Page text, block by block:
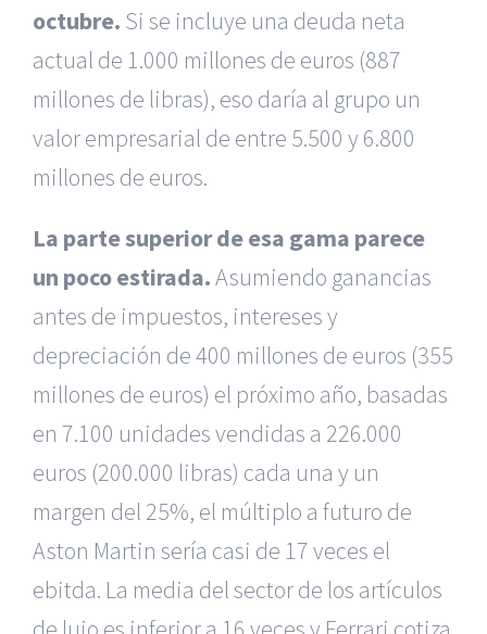
octubre. Si se incluye una deuda neta
actual de 1.000 millones de euros (887
millones de libras), eso daría al grupo un
valor empresarial de entre 5.500 y 6.800
millones de euros.
La parte superior de esa gama parece
un poco estirada.Asumiendo ganancias
antes de impuestos, intereses y
depreciación de 400 millones de euros (355
millones de euros) el próximo año, basadas
en 7.100 unidades vendidas a 226.000
euros (200.000 libras) cada una y un
margen del 25%, el múltiplo a futuro de
Aston Martin sería casi de 17 veces el
ebitda. La media del sector de los artículos